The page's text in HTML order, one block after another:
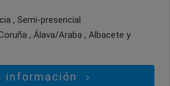
, Semi-presencial
, Álava/Araba , Albacete y
información